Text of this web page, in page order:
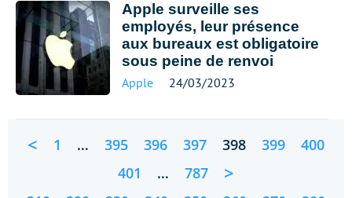
Apple surveille ses
employés, leur présence
aux bureaux est obligatoire
sous peine de renvoi
Apple 24/03/2023
< 1 … 395 396 397 398 399
400
401
… 787 >